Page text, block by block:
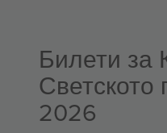
Билети за
Светското
2026